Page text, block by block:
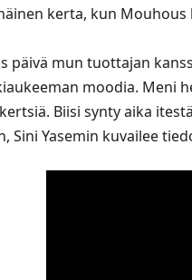
kerta, kun
päivä mun tuottajan
moodia. Meni
Biisi synty aika
Sini Yasemin kuvailee